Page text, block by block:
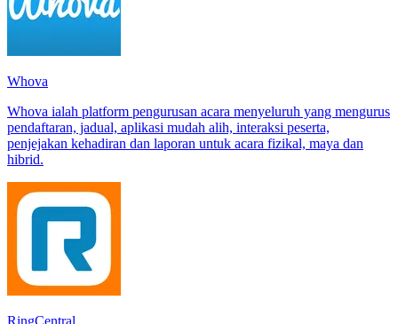
Whova
Whova ialah platform pengurusan acara menyeluruh yang mengurus
pendaftaran, jadual, aplikasi mudah alih, interaksi peserta,
penjejakan kehadiran dan laporan untuk acara fizikal, maya dan
hibrid.
RingCentral